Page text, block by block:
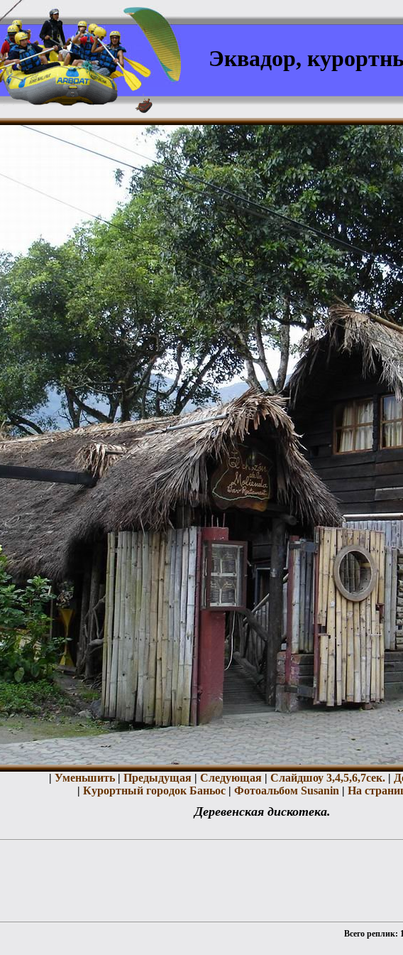
Эквадор,
| Уменьшить | Предыдущая | Следующая | Слайдшоу 3,4,5,6,7сек. |
| Курортный городок Баньос| Фотоальбом Susanin | На
Деревенская дискотека.
Всего реплик: